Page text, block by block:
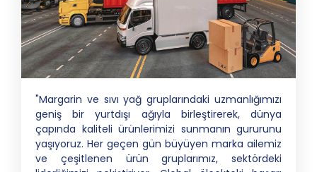
"Margarin ve sıvı yağ gruplarındaki uzmanlığımızı
geniş bir yurtdışı ağıyla birleştirerek, dünya
çapında kaliteli ürünlerimizi sunmanın gururunu
yaşıyoruz. Her geçen gün büyüyen marka ailemiz
ve çeşitlenen ürün gruplarımız, sektördeki